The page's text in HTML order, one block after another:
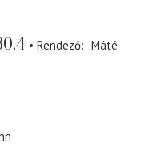
Rendező
Máté